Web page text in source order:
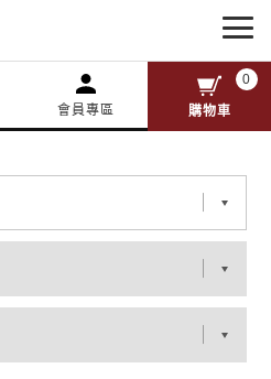
會員專區
0
購物車